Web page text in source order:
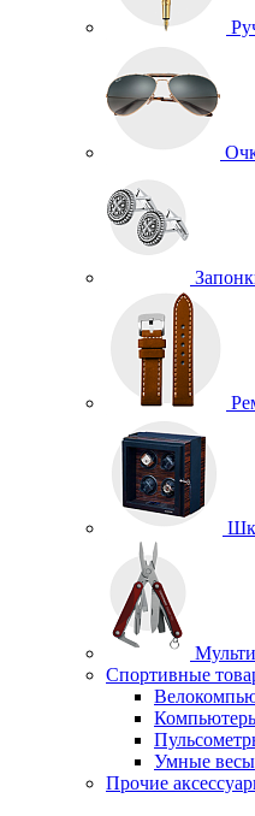
Спортивные
Умные весы
Прочие